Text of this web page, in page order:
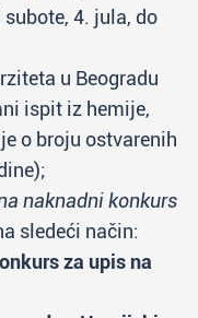
4. jula, do
u Beogradu
ispit iz hemije,
o broju ostvarenih
naknadni konkurs
sledeći način:
za upis na